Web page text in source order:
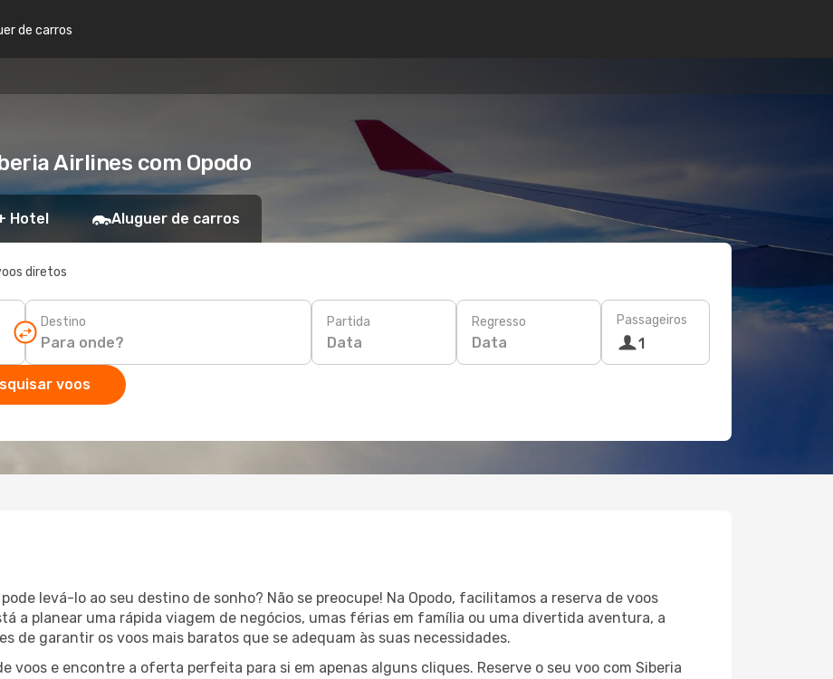
de carros
Airlines com Opodo
Hotel Aluguer de carros
diretos
Destino Partida
Data
Regresso
Data
Passageiros
1
voos
levá-lo ao seu destino de sonho? Não se preocupe! Na Opodo, facilitamos a reserva de voos
a planear uma rápida viagem de negócios, umas férias em família ou uma divertida aventura, a
de garantir os voos mais baratos que se adequam às suas necessidades.
voos e encontre a oferta perfeita para si em apenas alguns cliques. Reserve o seu voo com Siberia